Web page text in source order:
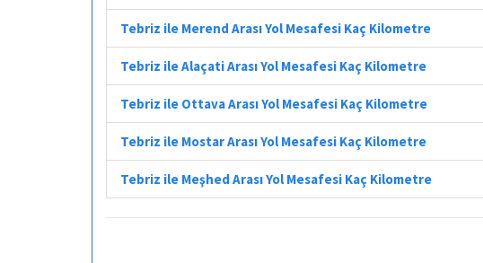
Tebriz ile Merend Arası Yol Mesafesi Kaç Kilometre
Tebriz ile Alaçati Arası Yol Mesafesi Kaç Kilometre
Tebriz ile Ottava Arası Yol Mesafesi Kaç Kilometre
Tebriz ile Mostar Arası Yol Mesafesi Kaç Kilometre
Tebriz ile Meşhed Arası Yol Mesafesi Kaç Kilometre